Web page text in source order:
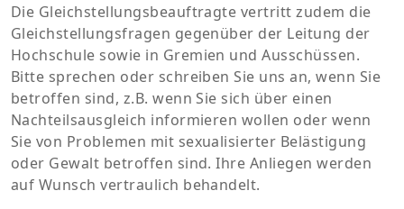
Die Gleichstellungsbeauftragte vertritt zudem die
Gleichstellungsfragen gegenüber der Leitung der
Hochschule sowie in Gremien und Ausschüssen.
Bitte sprechen oder schreiben Sie uns an, wenn Sie
betroffen sind, z.B. wenn Sie sich über einen
Nachteilsausgleich informieren wollen oder wenn
Sie von Problemen mit sexualisierter Belästigung
oder Gewalt betroffen sind. Ihre Anliegen werden
auf Wunsch vertraulich behandelt.